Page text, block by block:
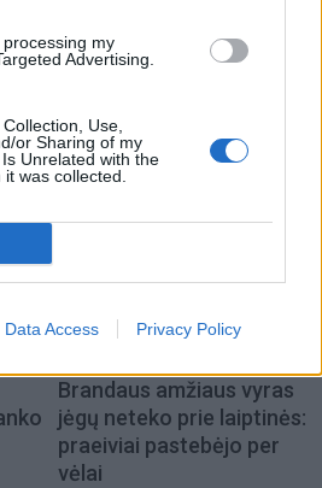
my
Advertising.
Use,
or Sharing of my
Unrelated with the
was collected.
Data Access Privacy Policy
Prokurorai iš
byloje siekia priteisti 1,7
tūkst. eurų
Brandaus amžiaus vyras
jėgų neteko prie laiptinės:
praeiviai pastebėjo per
vėlai